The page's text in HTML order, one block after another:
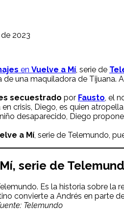
2023
en Vuelve a Mí , serie de
una maquiladora de Tijuana.
secuestrado por Fausto , el
crisis, Diego, es quien
desaparecido, Diego
a Mí , serie de Telemundo,
, serie de
Es la historia sobre
convierte a Andrés en parte
Telemundo